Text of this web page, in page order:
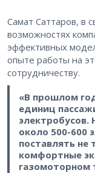
Самат Саттаров, в
возможностях
эффективных
опыте работы на
сотрудничеству.
«В прошлом
единиц
электробусов.
около 500-600
поставлять не
комфортные
газомоторном